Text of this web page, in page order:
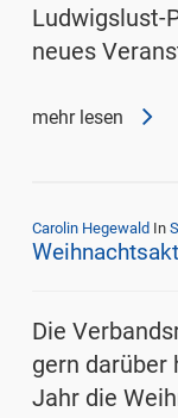
Ludwigslust-
neues
mehr lesen
Carolin Hegewald In
Die
gern
Jahr die